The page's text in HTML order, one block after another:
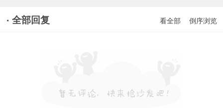
全部回复 看全部 倒序浏览